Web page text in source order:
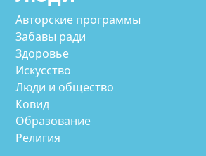
Авторские программы
Забавы ради
Здоровье
Искусство
Люди и общество
Ковид
Образование
Религия